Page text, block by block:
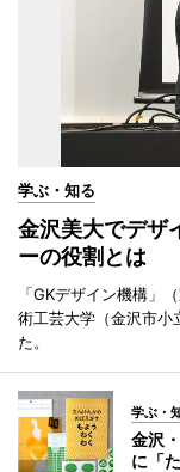
学ぶ・知る
金沢美大でデ
ーの役割とは
「GKデザイン機構」
術工芸大学（金沢市小
た。
学ぶ・
金沢
に「